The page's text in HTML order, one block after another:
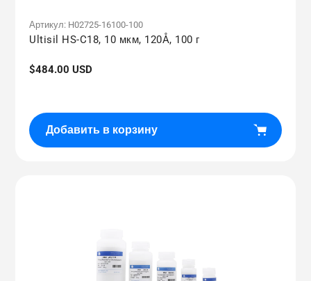
Артикул: H02725-16100-100
Ultisil HS-C18, 10 мкм, 120Å, 100 г
Обычная
$484.00 USD
Добавить в корзину